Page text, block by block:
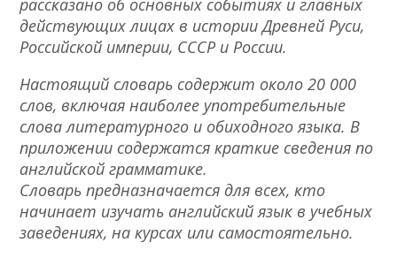
рассказано об основных событиях и главных
действующих лицах в истории Древней Руси,
Российской империи, СССР и России.
Настоящий словарь содержит около 20 000
слов, включая наиболее употребительные
слова литературного и обиходного языка. В
приложении содержатся краткие сведения по
английской грамматике.
Словарь предназначается для всех, кто
начинает изучать английский язык в учебных
заведениях, на курсах или самостоятельно.